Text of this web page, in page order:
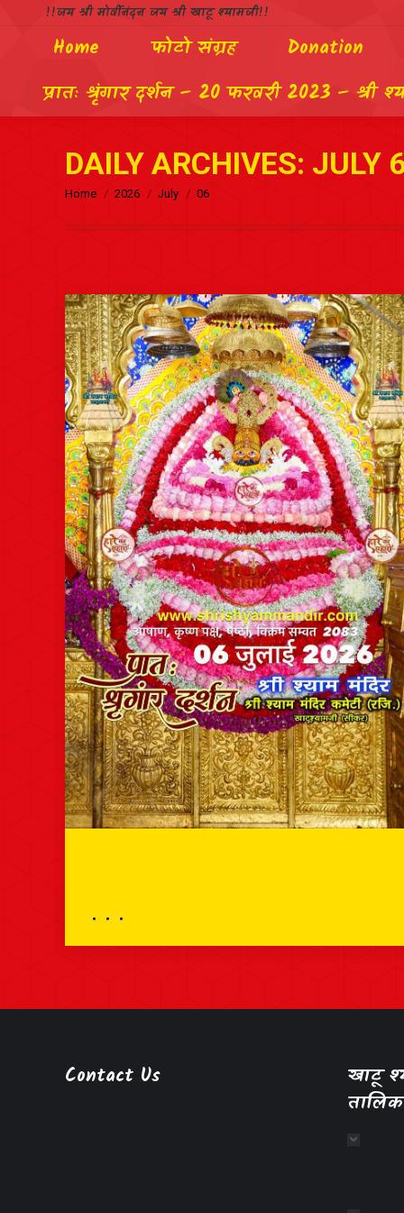
!!जय श्री मोर्वीनंदन जय श्री खाटू श्यामजी!!
Home फोटो संग्रह
Donation
प्रातः श्रृंगार दर्शन – 20 फरवरी 2023 – श्री
DAILY ARCHIVES: JULY
Home 2026 July 06
Contact Us
खाटू